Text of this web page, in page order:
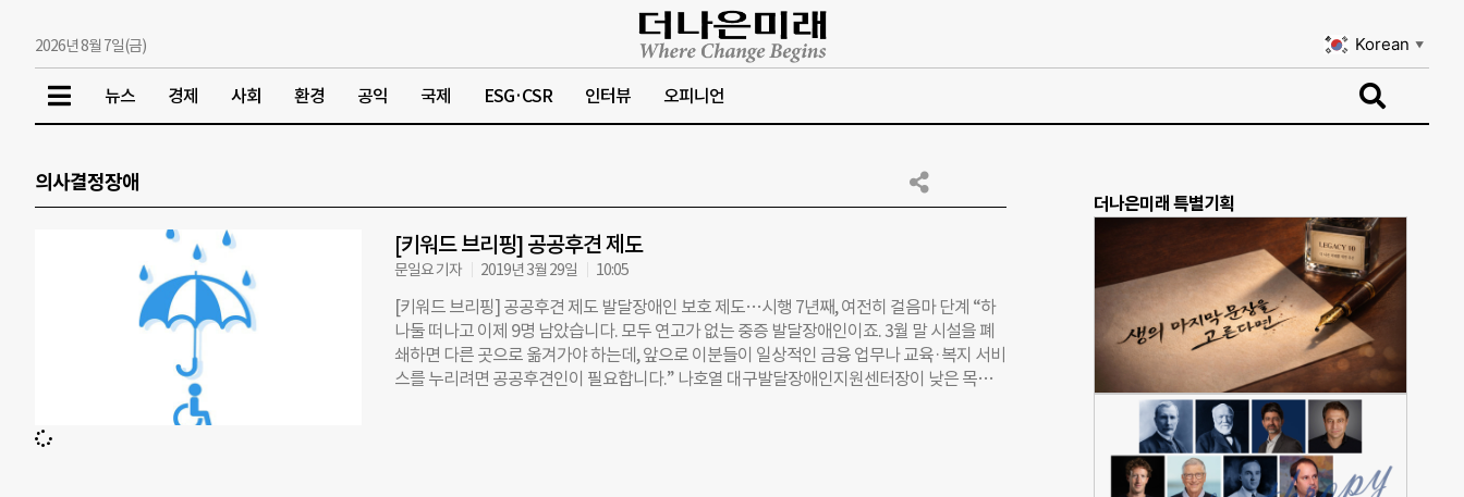
2026년 8월 7일(금) Korean ▼
뉴스 경제 사회 환경 공익 국제 ESG·CSR 인터뷰 오피니언
의사결정장애
[키워드 브리핑] 공공후견 제도
문일요 기자 2019년 3월 29일 10:05
[키워드 브리핑] 공공후견 제도 발달장애인 보호 제도…시행 7년째, 여전히 걸음마 단계 “하
나둘 떠나고 이제 9명 남았습니다. 모두 연고가 없는 중증 발달장애인이죠. 3월 말 시설을 폐
쇄하면 다른 곳으로 옮겨가야 하는데, 앞으로 이분들이 일상적인 금융 업무나 교육·복지 서비
스를 누리려면 공공후견인이 필요합니다.” 나호열 대구발달장애인지원센터장이 낮은 목소
더나은미래 특별기획